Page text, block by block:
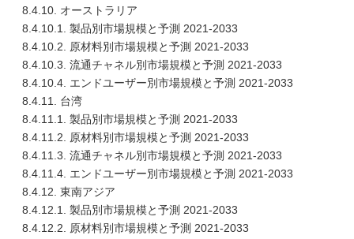
8.4.10. オーストラリア
8.4.10.1. 製品別市場規模と予測 2021-2033
8.4.10.2. 原材料別市場規模と予測 2021-2033
8.4.10.3. 流通チャネル別市場規模と予測 2021-2033
8.4.10.4. エンドユーザー別市場規模と予測 2021-2033
8.4.11. 台湾
8.4.11.1. 製品別市場規模と予測 2021-2033
8.4.11.2. 原材料別市場規模と予測 2021-2033
8.4.11.3. 流通チャネル別市場規模と予測 2021-2033
8.4.11.4. エンドユーザー別市場規模と予測 2021-2033
8.4.12. 東南アジア
8.4.12.1. 製品別市場規模と予測 2021-2033
8.4.12.2. 原材料別市場規模と予測 2021-2033